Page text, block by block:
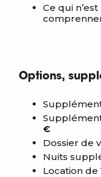
Ce qui
Options,
€
Dossier de
Nuits
Location de